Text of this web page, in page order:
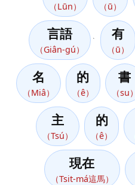
（Lūn） （ū）
言語
（Giân-gú）
有
（ū）
名
（Miâ）
的
（ê）
書
（su）
主
（Tsú）
的
（ê）
現在
（Tsit-má這馬）